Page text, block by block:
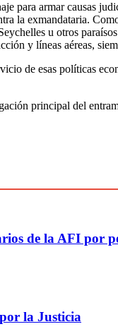
para armar causas
la exmandataria.
u otros
y líneas aéreas,
de esas políticas
principal del
de la AFI por
la Justicia